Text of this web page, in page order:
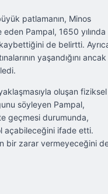
patlamanın, Minos
eden Pampal, 1650 yılında
de belirtti.
yaşandığını ancak
oluşan fiziksel
söyleyen Pampal,
geçmesi durumunda,
açabileceğini ifade etti.
bir zarar vermeyeceğini